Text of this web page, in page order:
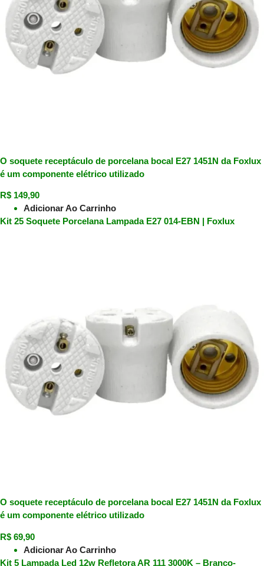
O soquete receptáculo de porcelana bocal E27 1451N da Foxlux
é um componente elétrico utilizado
R$ 149,90
Adicionar Ao Carrinho
Kit 25 Soquete Porcelana Lampada E27 014-EBN | Foxlux
O soquete receptáculo de porcelana bocal E27 1451N da Foxlux
é um componente elétrico utilizado
R$ 69,90
Adicionar Ao Carrinho
Kit 5 Lampada Led 12w Refletora AR 111 3000K – Branco-